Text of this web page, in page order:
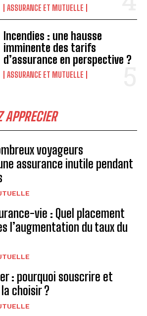
ASSURANCE ET MUTUELLE
Incendies : une hausse
imminente des tarifs
d’assurance en perspective ?
ASSURANCE ET MUTUELLE
APPRECIER
voyageurs
assurance inutile pendant
vie : Quel placement
l’augmentation du taux du
: pourquoi souscrire et
choisir ?